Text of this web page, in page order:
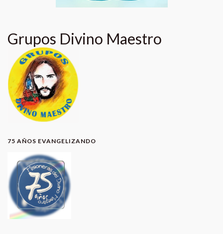
Grupos Divino Maestro
75 AÑOS EVANGELIZANDO